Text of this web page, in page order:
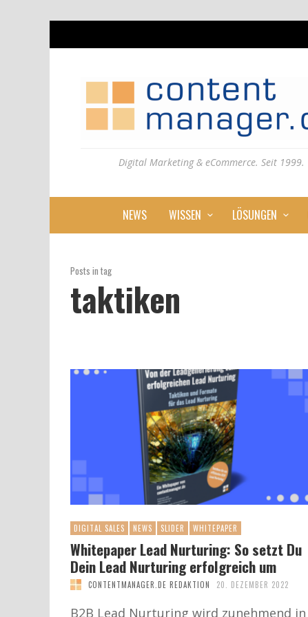
Digital Marketing & eCommerce. Seit 1999.
NEWS WISSEN LÖSUNGEN
Posts in tag
taktiken
DIGITAL SALES NEWS SLIDER WHITEPAPER
Whitepaper Lead Nurturing: So setzt Du
Dein Lead Nurturing erfolgreich um
CONTENTMANAGER.DE REDAKTION 20. DEZEMBER 2022
B2B Lead Nurturing wird zunehmend in